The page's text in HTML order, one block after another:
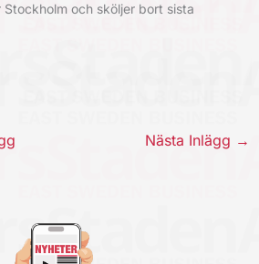
och sköljer bort sista
Nästa Inlägg →